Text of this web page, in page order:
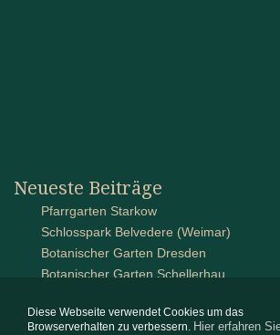
Diese Webseite verwendet Cookies um das
Browserverhalten zu verbessern. Hier erfahren
Neueste Beiträge
Pfarrgarten Starkow
Schlosspark Belvedere (Weimar)
Botanischer Garten Dresden
Botanischer Garten Schellerhau